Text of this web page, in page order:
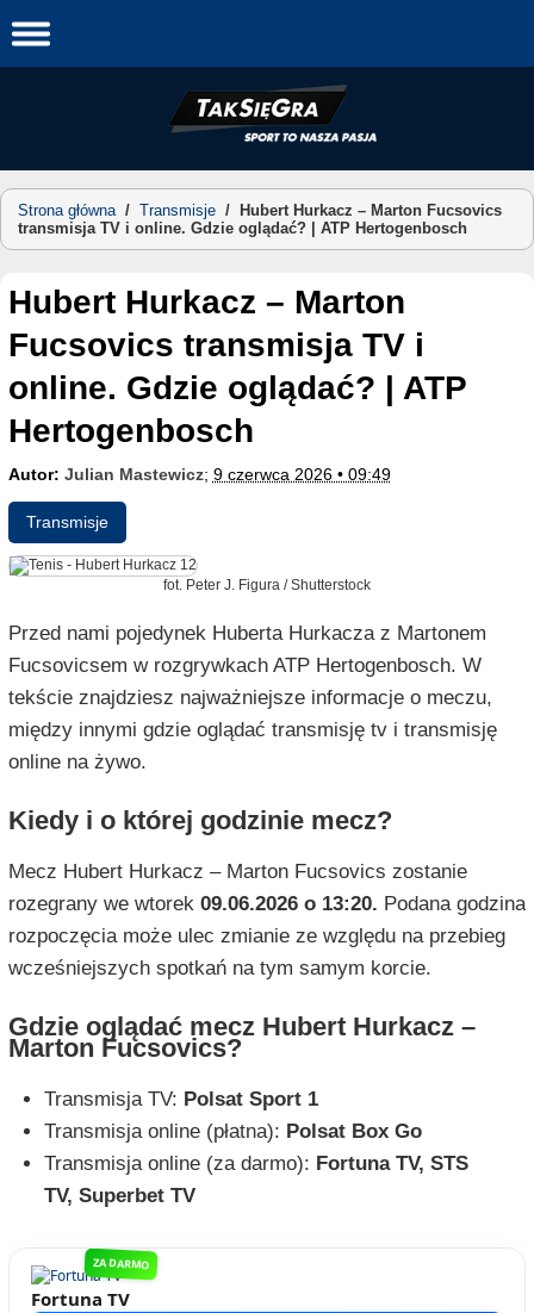
to
Strona główna/ Transmisje /
Hubert Hurkacz – Marton Fucsovics
transmisja TV i online. Gdzie oglądać? | ATP Hertogenbosch
Hubert Hurkacz – Marton
Fucsovics transmisja TV i
online. Gdzie oglądać? | ATP
Hertogenbosch
Autor: Julian Mastewicz; 9 czerwca 2026 • 09:49
Transmisje
fot. Peter J. Figura / Shutterstock
Przed nami pojedynek Huberta Hurkacza z Martonem
Fucsovicsem w rozgrywkach ATP Hertogenbosch. W
tekście znajdziesz najważniejsze informacje o meczu,
między innymi gdzie oglądać transmisję tv i transmisję
online na żywo.
Kiedy i o której godzinie mecz?
Mecz Hubert Hurkacz – Marton Fucsovics zostanie
rozegrany we wtorek 09.06.2026 o 13:20. Podana godzina
rozpoczęcia może ulec zmianie ze względu na przebieg
wcześniejszych spotkań na tym samym korcie.
Gdzie oglądać mecz Hubert Hurkacz –
Marton Fucsovics?
Transmisja TV: Polsat Sport 1
Transmisja online (płatna): Polsat Box Go
Transmisja online (za darmo): Fortuna TV, STS
TV, Superbet TV
ZA DARMO
Fortuna TV